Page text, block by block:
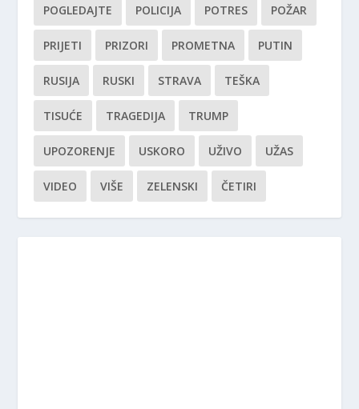
POGLEDAJTE POLICIJA POTRES POŽAR
PRIJETI PRIZORI PROMETNA PUTIN
RUSIJA RUSKI STRAVA TEŠKA
TISUĆE TRAGEDIJA TRUMP
UPOZORENJE USKORO UŽIVO UŽAS
VIDEO VIŠE ZELENSKI ČETIRI